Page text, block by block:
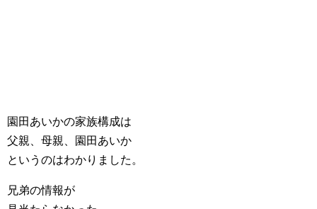
園田あいかの家族構成は
父親、母親、園田あいか
というのはわかりました。
兄弟の情報が